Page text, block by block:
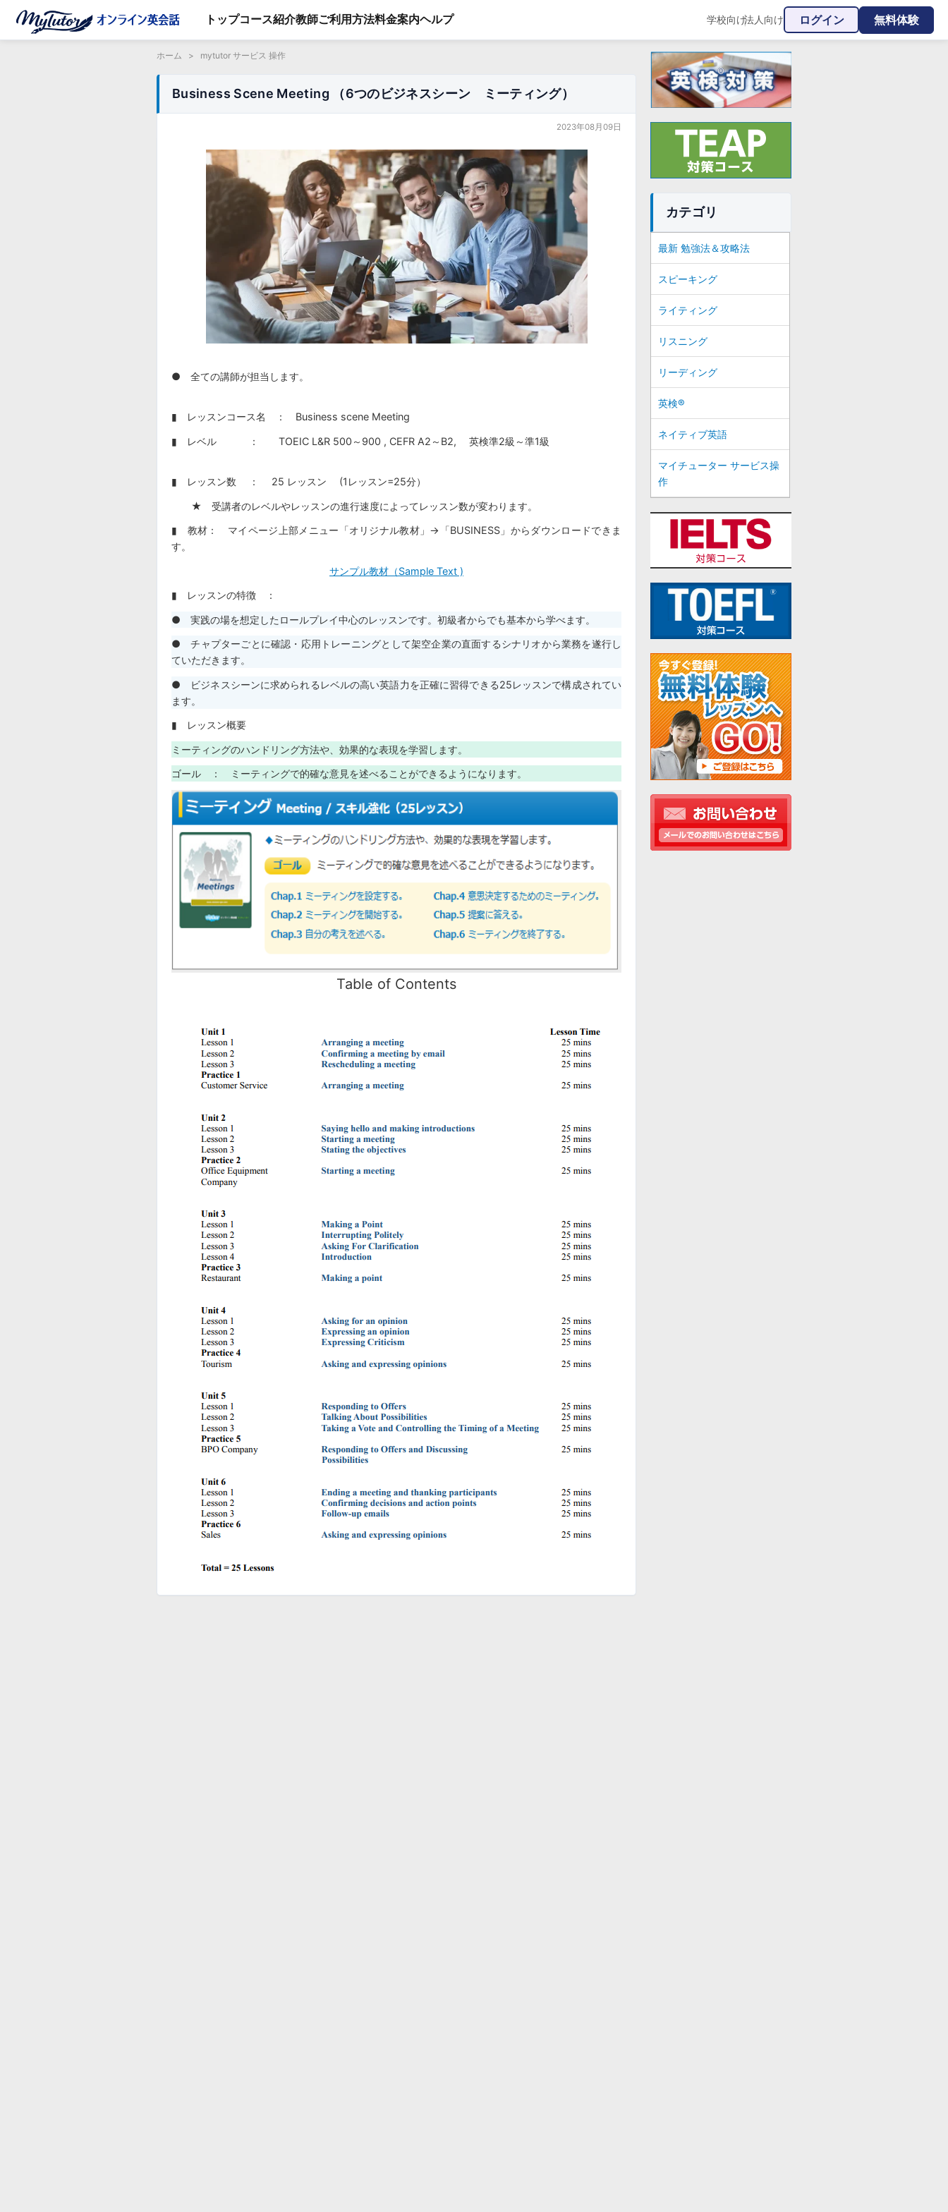
トップコース紹介教師ご利用方法料金案内ヘルプ 学校向け|法人向け ログイン 無料体験
ホーム > mytutor サービス 操作
Business Scene Meeting （6つのビジネスシーン ミーティング）
2023年08月09日
● 全ての講師が担当します。
▮ レッスンコース名 ： Business scene Meeting
▮ レベル ： TOEIC L&R 500～900 , CEFR A2～B2, 英検準2級～準1級
▮ レッスン数 ： 25 レッスン (1レッスン=25分）
★ 受講者のレベルやレッスンの進行速度によってレッスン数が変わります。
▮ 教材： マイページ上部メニュー「オリジナル教材」→「BUSINESS」からダウンロードできま
す。
サンプル教材（Sample Text )
▮ レッスンの特徴 ：
● 実践の場を想定したロールプレイ中心のレッスンです。初級者からでも基本から学べます。
● チャプターごとに確認・応用トレーニングとして架空企業の直面するシナリオから業務を遂行し
ていただきます。
● ビジネスシーンに求められるレベルの高い英語力を正確に習得できる25レッスンで構成されてい
ます。
▮ レッスン概要
ミーティングのハンドリング方法や、効果的な表現を学習します。
ゴール ： ミーティングで的確な意見を述べることができるようになります。
Table of Contents
カテゴリ
最新 勉強法＆攻略法
スピーキング
ライティング
リスニング
リーディング
英検®
ネイティブ英語
マイチューター サービス操
作